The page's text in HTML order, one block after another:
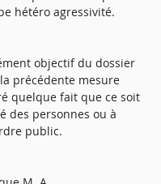
hétéro agressivité.
objectif du dossier
précédente mesure
quelque fait que ce soit
des personnes ou à
public.